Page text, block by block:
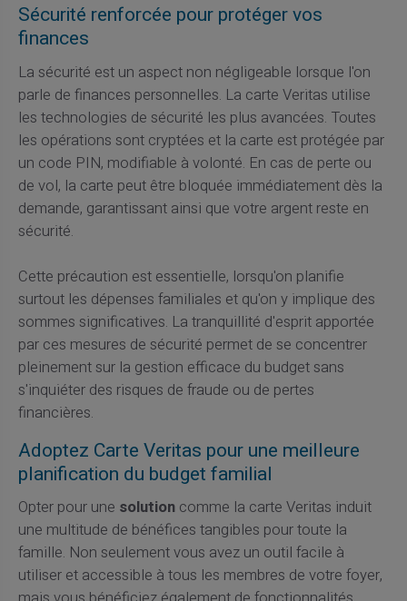
Sécurité renforcée pour protéger vos
finances
La sécurité est un aspect non négligeable lorsque l'on
parle de finances personnelles. La carte Veritas utilise
les technologies de sécurité les plus avancées. Toutes
les opérations sont cryptées et la carte est protégée par
un code PIN, modifiable à volonté. En cas de perte ou
de vol, la carte peut être bloquée immédiatement dès la
demande, garantissant ainsi que votre argent reste en
sécurité.
Cette précaution est essentielle, lorsqu'on planifie
surtout les dépenses familiales et qu'on y implique des
sommes significatives. La tranquillité d'esprit apportée
par ces mesures de sécurité permet de se concentrer
pleinement sur la gestion efficace du budget sans
s'inquiéter des risques de fraude ou de pertes
financières.
Adoptez Carte Veritas pour une meilleure
planification du budget familial
Opter pour une solutioncomme la carte Veritas induit
une multitude de bénéfices tangibles pour toute la
famille. Non seulement vous avez un outil facile à
utiliser et accessible à tous les membres de votre foyer,